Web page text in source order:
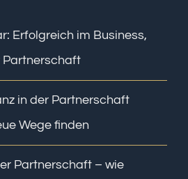
Erfolgreich im Business,
Partnerschaft
in der Partnerschaft
Wege finden
Partnerschaft – wie